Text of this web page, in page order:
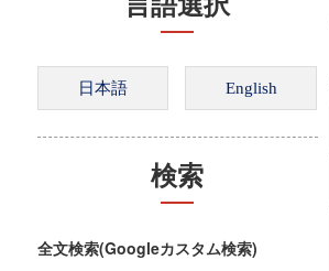
検索
全文検索(Googleカスタム検索)